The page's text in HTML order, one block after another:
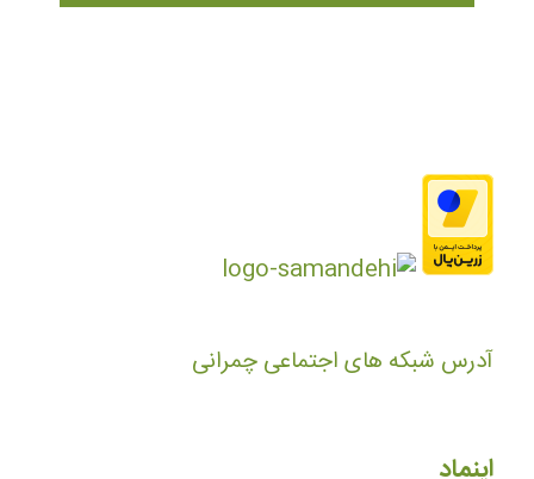
آدرس شبکه های اجتماعی چمرانی
اینماد